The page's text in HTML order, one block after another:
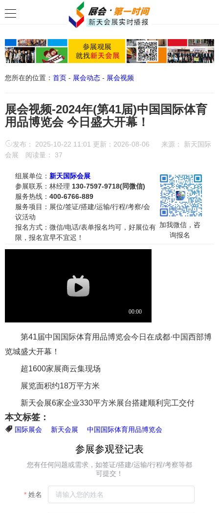
您所在的位置： 首页 - 展会动态 - 展会视频
展会视频-2024年(第41届)中国国际体育
用品博览会 今日盛大开幕！
发布： 2025-10-22 11:01 更新：2026-08-06 来源： 新天国际
会展
阅读量： 37
组展单位： 新天国际会展
参展联系：林经理 130-7597-9718(同微信)
服务热线：400-6766-889
服务项目：展位/签证/搭建/运输/行程/考察/会
议活动
报名方式：微信/电话/表单报名均可，好展位有
限，报名宜早不宜迟！
加我微信，咨
询报名
第41届中国国际体育用品博览会今日在成都·中国西部博
览城盛大开幕！
超1600家展商云集现场
展览面积约18万平方米
新天会展6家企业330平方米展台搭建顺利完工交付
本文标签：
国际展会 新天会展 中国国际体育用品博览会